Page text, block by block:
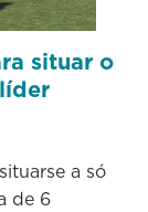
situar o
a só
de 6